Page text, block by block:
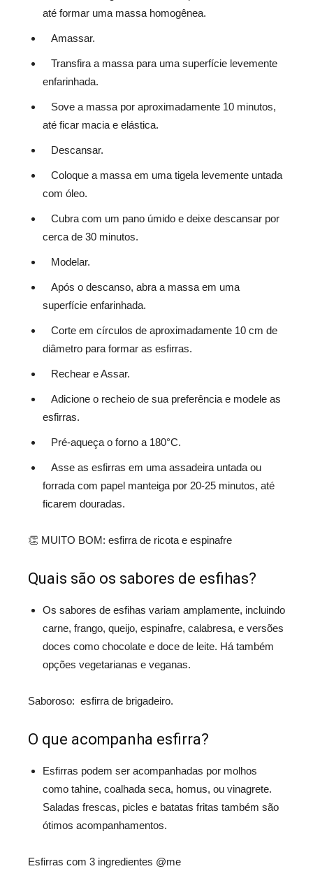
até formar uma massa homogênea.
Amassar.
Transfira a massa para uma superfície levemente
enfarinhada.
Sove a massa por aproximadamente 10 minutos,
até ficar macia e elástica.
Descansar.
Coloque a massa em uma tigela levemente untada
com óleo.
Cubra com um pano úmido e deixe descansar por
cerca de 30 minutos.
Modelar.
Após o descanso, abra a massa em uma
superfície enfarinhada.
Corte em círculos de aproximadamente 10 cm de
diâmetro para formar as esfirras.
Rechear e Assar.
Adicione o recheio de sua preferência e modele as
esfirras.
Pré-aqueça o forno a 180°C.
Asse as esfirras em uma assadeira untada ou
forrada com papel manteiga por 20-25 minutos, até
ficarem douradas.
👏 MUITO BOM: esfirra de ricota e espinafre
Quais são os sabores de esfihas?
Os sabores de esfihas variam amplamente, incluindo
carne, frango, queijo, espinafre, calabresa, e versões
doces como chocolate e doce de leite. Há também
opções vegetarianas e veganas.
Saboroso: esfirra de brigadeiro.
O que acompanha esfirra?
Esfirras podem ser acompanhadas por molhos
como tahine, coalhada seca, homus, ou vinagrete.
Saladas frescas, picles e batatas fritas também são
ótimos acompanhamentos.
Esfirras com 3 ingredientes @me